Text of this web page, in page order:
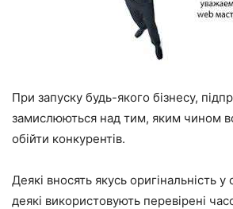
При запуску будь-якого бізнесу,
замислюються над тим, яким чином
обійти конкурентів.
Деякі вносять якусь оригінальність у
деякі використовують перевірені